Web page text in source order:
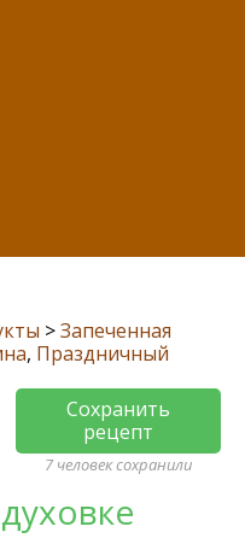
>Запеченная
, Праздничный
Сохранить
рецепт
7 человек сохранили